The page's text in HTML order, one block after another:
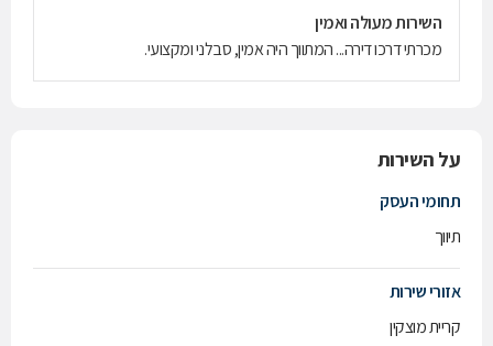
השירות מעולה ואמין
מכרתי דרכו דירה... המתווך היה אמין, סבלני ומקצועי.
על השירות
תחומי העסק
תיווך
אזורי שירות
קריית מוצקין